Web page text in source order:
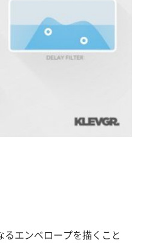
エンベロープを描くこと